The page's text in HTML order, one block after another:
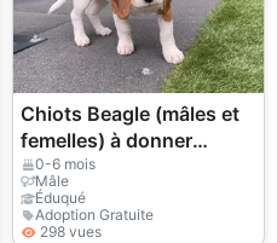
Chiots Beagle (mâles et
femelles) à donner
gratuitement
0-6 mois
Mâle
Éduqué
Adoption Gratuite
298 vues